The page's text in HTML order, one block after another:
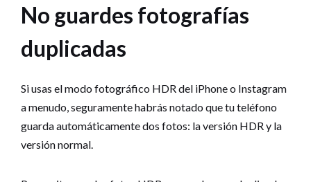
No guardes fotografías
duplicadas
Si usas el modo fotográfico HDR del iPhone o Instagram
a menudo, seguramente habrás notado que tu teléfono
guarda automáticamente dos fotos: la versión HDR y la
versión normal.